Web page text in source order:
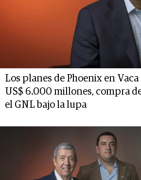
Los planes de Phoenix en
US$ 6.000 millones, compra
el GNL bajo la lupa